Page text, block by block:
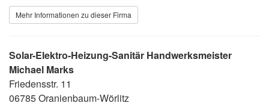
Mehr Informationen zu dieser Firma
Solar-Elektro-Heizung-Sanitär Handwerksmeister
Michael Marks
Friedensstr. 11
06785 Oranienbaum-Wörlitz